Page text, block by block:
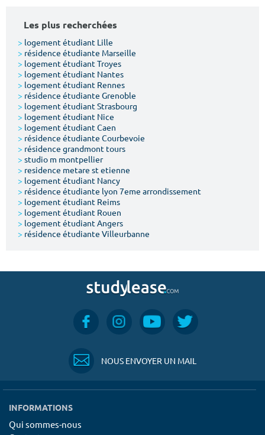
Les plus recherchées
> logement étudiant Lille
> résidence étudiante Marseille
> logement étudiant Troyes
> logement étudiant Nantes
> logement étudiant Rennes
> résidence étudiante Grenoble
> logement étudiant Strasbourg
> logement étudiant Nice
> logement étudiant Caen
> résidence étudiante Courbevoie
> résidence grandmont tours
> studio m montpellier
> residence metare st etienne
> logement étudiant Nancy
> résidence étudiante lyon 7eme arrondissement
> logement étudiant Reims
> logement étudiant Rouen
> logement étudiant Angers
> résidence étudiante Villeurbanne
NOUS ENVOYER UN MAIL
INFORMATIONS
Qui sommes-nous